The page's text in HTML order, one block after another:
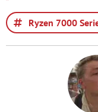
Ryzen 7000